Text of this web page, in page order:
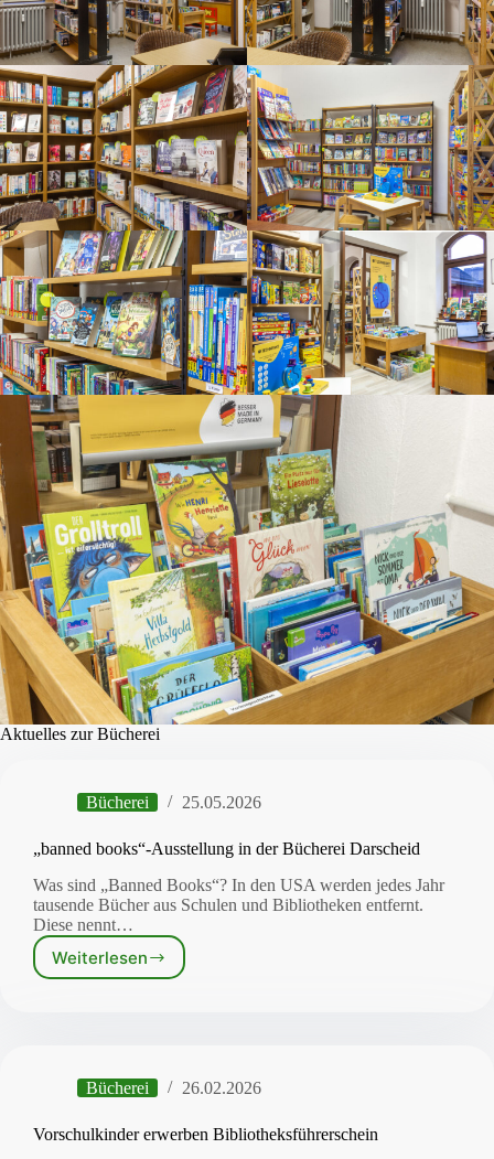
Aktuelles zur Bücherei
Bücherei 25.05.2026
„banned books“-Ausstellung in der Bücherei Darscheid
Was sind „Banned Books“? In den USA werden jedes Jahr
tausende Bücher aus Schulen und Bibliotheken entfernt.
Diese nennt…
Weiterlesen
„banned
Darscheid
Bücherei 26.02.2026
Vorschulkinder erwerben Bibliotheksführerschein